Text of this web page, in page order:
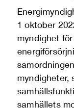
1 oktober
myndighet
myndigheter,
samhällets